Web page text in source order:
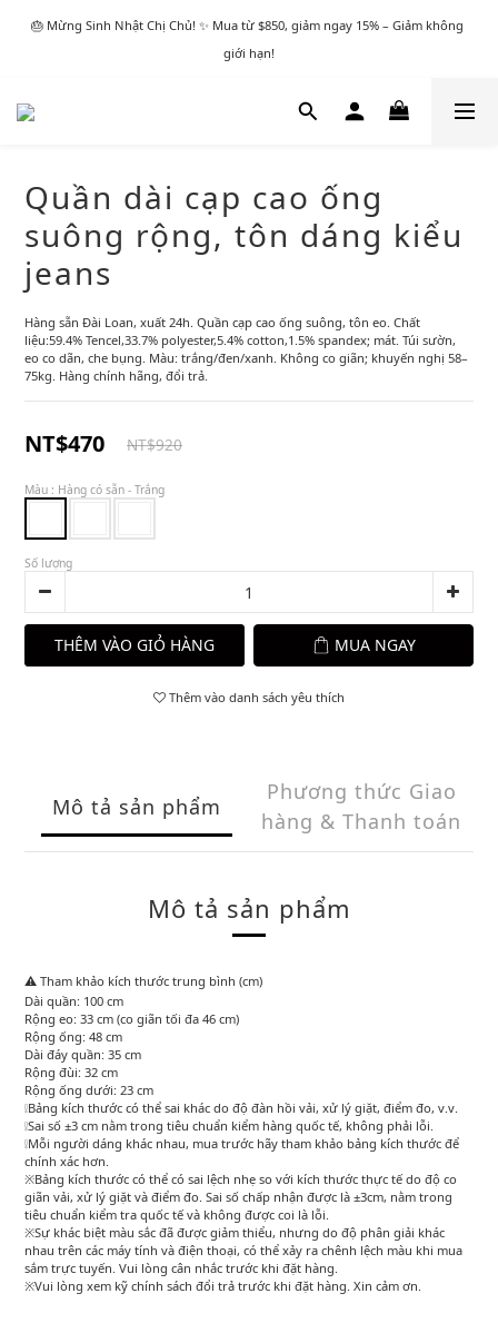
🎂 Mừng Sinh Nhật Chị Chủ! ✨ Mua từ $850, giảm ngay 15% – Giảm không
giới hạn!
Quần dài cạp cao ống
suông rộng, tôn dáng kiểu
jeans
Hàng sẵn Đài Loan, xuất 24h. Quần cạp cao ống suông, tôn eo. Chất
liệu:59.4% Tencel,33.7% polyester,5.4% cotton,1.5% spandex; mát. Túi sườn,
eo co dãn, che bụng. Màu: trắng/đen/xanh. Không co giãn; khuyến nghị 58–
75kg. Hàng chính hãng, đổi trả.
NT$470 NT$920
Màu : Hàng có sẵn - Trắng
Số lượng
THÊM VÀO GIỎ HÀNG MUA NGAY
Thêm vào danh sách yêu thích
Mô tả sản phẩm
Phương thức Giao
hàng & Thanh toán
Mô tả sản phẩm
⚠️ Tham khảo kích thước trung bình (cm)
Dài quần: 100 cm
Rộng eo: 33 cm (co giãn tối đa 46 cm)
Rộng ống: 48 cm
Dài đáy quần: 35 cm
Rộng đùi: 32 cm
Rộng ống dưới: 23 cm
❕Bảng kích thước có thể sai khác do độ đàn hồi vải, xử lý giặt, điểm đo, v.v.
❕Sai số ±3 cm nằm trong tiêu chuẩn kiểm hàng quốc tế, không phải lỗi.
❕Mỗi người dáng khác nhau, mua trước hãy tham khảo bảng kích thước để
chính xác hơn.
※Bảng kích thước có thể có sai lệch nhẹ so với kích thước thực tế do độ co
giãn vải, xử lý giặt và điểm đo. Sai số chấp nhận được là ±3cm, nằm trong
tiêu chuẩn kiểm tra quốc tế và không được coi là lỗi.
※Sự khác biệt màu sắc đã được giảm thiểu, nhưng do độ phân giải khác
nhau trên các máy tính và điện thoại, có thể xảy ra chênh lệch màu khi mua
sắm trực tuyến. Vui lòng cân nhắc trước khi đặt hàng.
※Vui lòng xem kỹ chính sách đổi trả trước khi đặt hàng. Xin cảm ơn.